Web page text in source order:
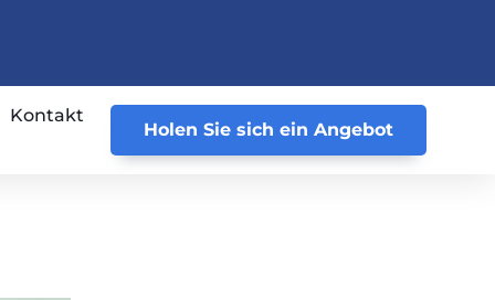
Kontakt
Holen Sie sich ein Angebot